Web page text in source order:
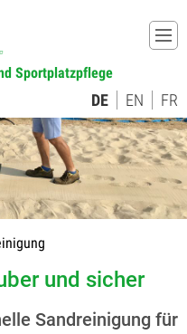
und sicher
Sandreinigung für
Sportplatzpflege
DE EN FR